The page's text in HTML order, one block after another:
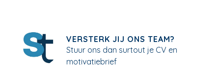
VERSTERK JIJ ONS TEAM?
Stuur ons dan surtout je CV en
motivatiebrief